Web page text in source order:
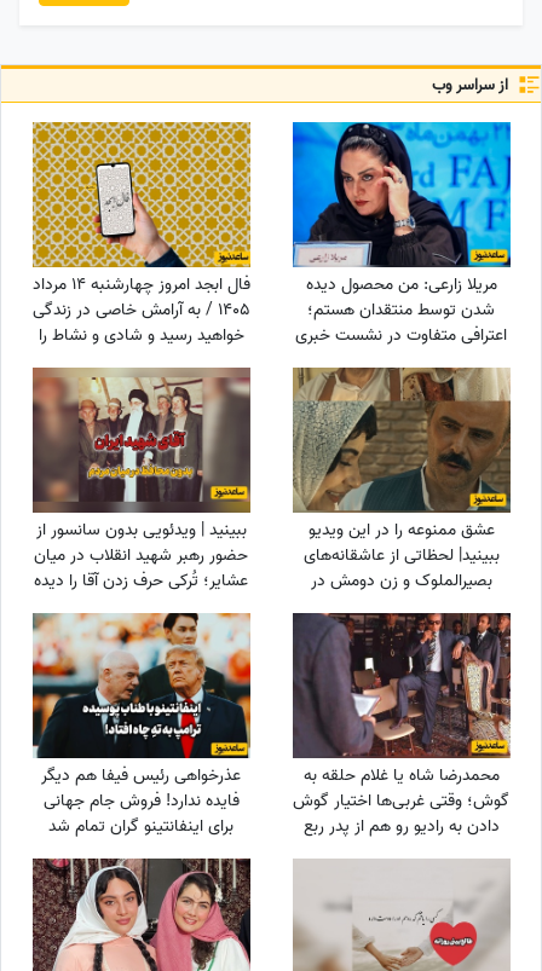
از سراسر وب
مریلا زارعی: من محصول دیده
شدن توسط منتقدان هستم؛
اعترافی متفاوت در نشست خبری
فال ابجد امروز چهارشنبه 14 مرداد
1405 / به آرامش خاصی در زندگی
خواهید رسید و شادی و نشاط را
عشق ممنوعه را در این ویدیو
ببینید| لحظاتی از عاشقانه‌های
بصیرالملوک و زن دومش در
تا....
ببینید | ویدئویی بدون سانسور از
حضور رهبر شهید انقلاب در میان
عشایر؛ تُرکی حرف زدن آقا را دیده
محمدرضا شاه یا غلام حلقه به
گوش؛ وقتی غربی‌ها اختیار گوش
دادن به رادیو رو هم از پدر ربع
عذرخواهی رئیس فیفا هم دیگر
فایده ندارد! فروش جام جهانی
برای اینفانتینو گران تمام شد